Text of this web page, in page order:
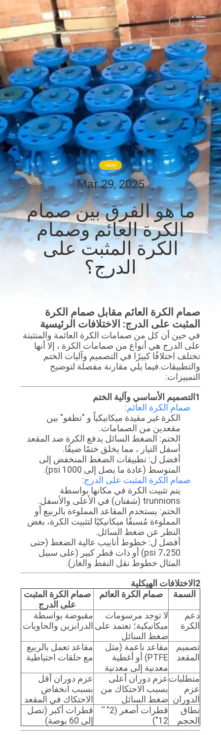
المنزل
المنتجات
حولنا
جولة
في
المصنع
مراقبة
الجودة
أخبار
اطلب
اقتباس
خريطة
الموقع
PRIVACY
POLICY
valve
group.
Rights
Reserved.
NEWS
Mar 29, 2025
ما هو الفرق بين صمام
الكرة العائم وصمام
الكرة المثبت على
الدرج؟
صمام الكرة العائم مقابل صمام الكرة
المثبت على الدرج: الاختلافات الرئيسية
في حين أن كل من صمامات الكرة العائمة والمتثبتة
على الدرج هي أنواع من صمامات الكرة ، إلا أنها
تختلف اختلافًا كبيرًا في التصميم وآليات الختم
والتطبيقات.فيما يلي مقارنة مفصلة لتوضيح
التمييزات:
1التصميم الأساسي وآلية الختم
صمام الكرة العائم:
الكرة غير مقيدة ميكانيكياً و "تطفو" بين
مقعدين من الصمامات.
الختم: الضغط السائل يدفع الكرة ضد المقعد
أسفل التيار ، مما يخلق ختمًا ضيقًا.
أفضل ل: تطبيقات الضغط المنخفض إلى
المتوسط (عادة ما يصل إلى 1000 psi).
صمام الكرة المثبت على الدرج:
يتم تثبيت الكرة في مكانها بواسطة
trunnions (شفتان) في الأعلى والأسفل.
الختم: يستخدم المقاعد المملوءة بالربيع أو
المملوءة مُسبقًا ميكانيكيًا لتثبيت الكرة، بغض
النظر عن ضغط السائل.
أفضل ل: خطوط أنابيب عالية الضغط (حتى
7،250 psi) أو ذات قطر كبير (على سبيل
المثال خطوط نقل النفط والغاز).
2الاختلافات الهيكلية
السمة
صمام الكرة العائم
صمام الكرة المثبت
على الدرج
دعم
الكرة
لا توجد مرسومات
ميكانيكية؛ تعتمد على
ضغط السائل
مقبوضة بواسطة
الدرابزين والحاويات
تصميم
المقعد
مقاعد ناعمة (مثل
PTFE) أو أغطية
معدنية إلى معدنية
مقاعد تعمل بالربيع
مع حلقات احتياطية
متطلبات
عزم
الدوران
عزم دوران أعلى
بسبب الاحتكاك من
ضغط السائل
عزم دوران أقل
بسبب انخفاض
الاحتكاك في المقعد
نطاق
الحجم
قطرات أصغر (2" ′′
12")
قطرات أكبر (تصل
إلى 60 بوصة)